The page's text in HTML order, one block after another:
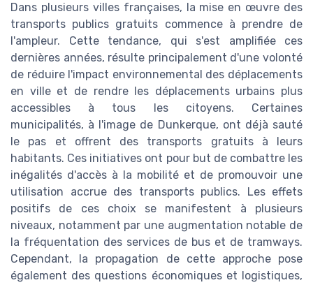
Dans plusieurs villes françaises, la mise en œuvre des
transports publics gratuits commence à prendre de
l'ampleur. Cette tendance, qui s'est amplifiée ces
dernières années, résulte principalement d'une volonté
de réduire l'impact environnemental des déplacements
en ville et de rendre les déplacements urbains plus
accessibles à tous les citoyens. Certaines
municipalités, à l'image de Dunkerque, ont déjà sauté
le pas et offrent des transports gratuits à leurs
habitants. Ces initiatives ont pour but de combattre les
inégalités d'accès à la mobilité et de promouvoir une
utilisation accrue des transports publics. Les effets
positifs de ces choix se manifestent à plusieurs
niveaux, notamment par une augmentation notable de
la fréquentation des services de bus et de tramways.
Cependant, la propagation de cette approche pose
également des questions économiques et logistiques,